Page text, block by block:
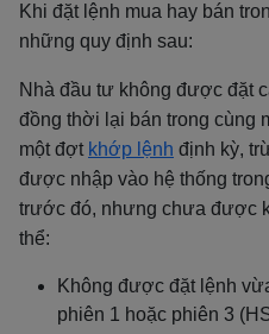
Khi đặt lệnh mua hay bán
những quy định sau:
Nhà đầu tư không được đặt
đồng thời lại bán trong cùng
một đợt khớp lệnh định kỳ,
được nhập vào hệ thống
trước đó, nhưng chưa được
thể:
Không được đặt lệnh
phiên 1 hoặc phiên 3